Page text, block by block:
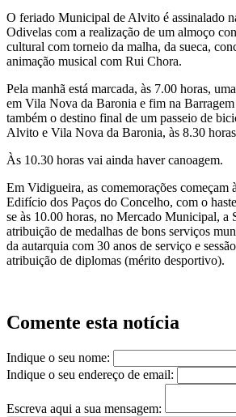
O feriado Municipal de Alvito é assinalado
Odivelas com a realização de um almoço
cultural com torneio da malha, da sueca,
animação musical com Rui Chora.
Pela manhã está marcada, às 7.00 horas,
em Vila Nova da Baronia e fim na Barragem
também o destino final de um passeio de
Alvito e Vila Nova da Baronia, às 8.30
Às 10.30 horas vai ainda haver canoagem.
Em Vidigueira, as comemorações começam
Edifício dos Paços do Concelho, com o
se às 10.00 horas, no Mercado Municipal, a
atribuição de medalhas de bons serviços
da autarquia com 30 anos de serviço e
atribuição de diplomas (mérito desportivo).
Comente esta notícia
Indique o seu nome:
Indique o seu endereço de email:
Escreva aqui a sua mensagem: